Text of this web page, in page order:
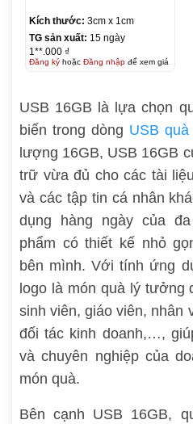
Kích thước: 3cm x 1cm
TG sản xuất: 15 ngày
1**.000 ₫
Đăng kýhoặc Đăng nhậpđể xem giá
USB 16GB là lựa chọn
biến trong dòng USB
lượng 16GB, USB 16GB
trữ vừa đủ cho các tài
và các tập tin cá nhân
dụng hàng ngày của
phẩm có thiết kế nhỏ
bên mình. Với tính ứng
logo là món quà lý tưởng
sinh viên, giáo viên, nhân
đối tác kinh doanh,…,
và chuyên nghiệp của
món quà.
Bên cạnh USB 16GB,